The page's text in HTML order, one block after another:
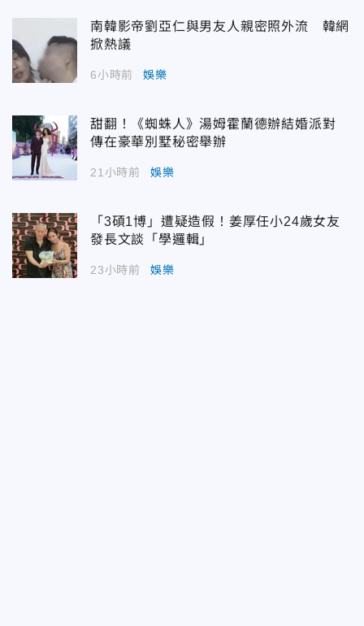
南韓影帝劉亞仁與男友人親密照外流 韓網
掀熱議
6小時前 娛樂
甜翻！《蜘蛛人》湯姆霍蘭德辦結婚派對
傳在豪華別墅秘密舉辦
21小時前 娛樂
「3碩1博」遭疑造假！姜厚任小24歲女友
發長文談「學邏輯」
23小時前 娛樂